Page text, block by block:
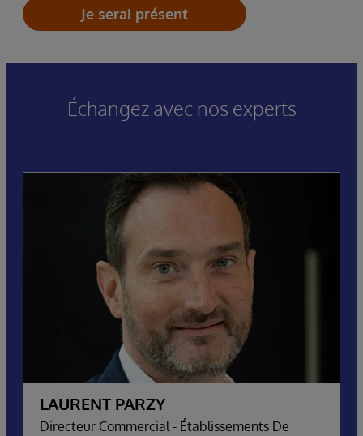
Je serai présent
Échangez avec nos experts
LAURENT PARZY
Directeur Commercial - Établissements De